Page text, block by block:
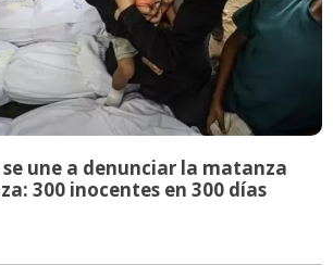
se une a denunciar la matanza
300 inocentes en 300 días